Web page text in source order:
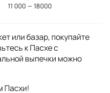
11 000 — 18000
или базар, покупайте
к Пасхе с
выпечки можно
Пасхи!